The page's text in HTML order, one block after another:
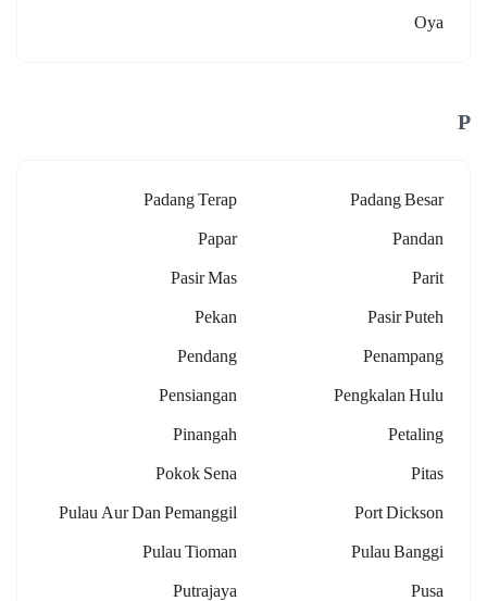
Oya
P
Padang Besar
Padang Terap
Pandan
Papar
Parit
Pasir Mas
Pasir Puteh
Pekan
Penampang
Pendang
Pengkalan Hulu
Pensiangan
Petaling
Pinangah
Pitas
Pokok Sena
Port Dickson
Pulau Aur Dan Pemanggil
Pulau Banggi
Pulau Tioman
Pusa
Putrajaya